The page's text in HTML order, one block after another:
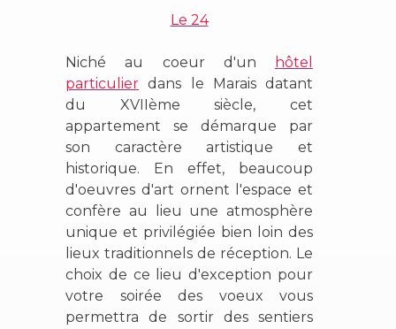
Le 24
Niché au coeur d'un
hôtel
particulier dans le Marais datant
du XVIIème siècle, cet
appartement se démarque par
son caractère artistique et
historique. En effet, beaucoup
d'oeuvres d'art ornent l'espace et
confère au lieu une atmosphère
unique et privilégiée bien loin des
lieux traditionnels de réception. Le
choix de ce lieu d'exception pour
votre soirée des voeux vous
permettra de sortir des sentiers